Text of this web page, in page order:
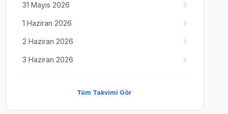
31 Mayıs 2026
1 Haziran 2026
2 Haziran 2026
3 Haziran 2026
Tüm Takvimi Gör